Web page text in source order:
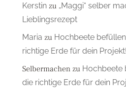
Kerstinzu „Maggi“ selber
Lieblingsrezept
Maria zu Hochbeete
richtige Erde für dein Projekt!
Selbermachenzu Hochbeete
die richtige Erde für dein